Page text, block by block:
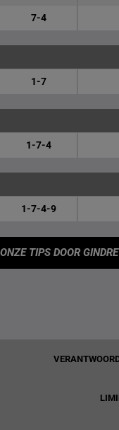
7-4
1-7
1-7-4
1-7-4-9
ONZE TIPS DOOR